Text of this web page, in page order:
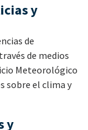
y
de
de medios
Meteorológico
sobre el clima y
y